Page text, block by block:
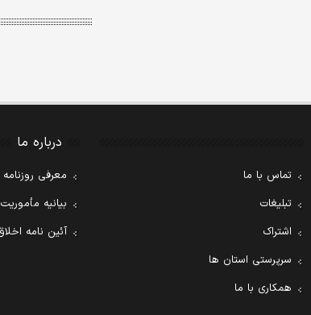
تماس با ما
تبلیغات
اشتراک
سرپرستی استان ها
همکاری با ما
درباره ما
معرفی روزنامه
بیانیه مأموریت
آئین نامه